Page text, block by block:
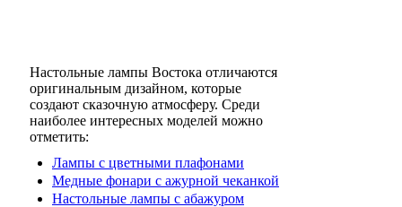
Настольные лампы Востока отличаются
оригинальным дизайном, которые
создают сказочную атмосферу. Среди
наиболее интересных моделей можно
отметить:
Лампы с цветными плафонами
Медные фонари с ажурной чеканкой
Настольные лампы с абажуром